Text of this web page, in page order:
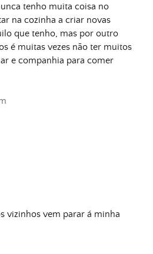
tenho muita coisa no
na cozinha a criar novas
que tenho, mas por outro
é muitas vezes não ter muitos
e companhia para comer
vizinhos vem parar á minha